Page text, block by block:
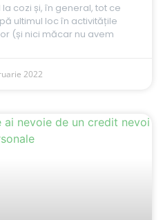
cozi și, în general, tot ce
ultimul loc în activitățile
(și nici măcar nu avem
2022